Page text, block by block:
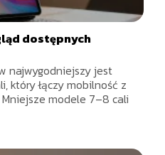
dostępnych
najwygodniejszy jest
który łączy mobilność z
modele 7–8 cali